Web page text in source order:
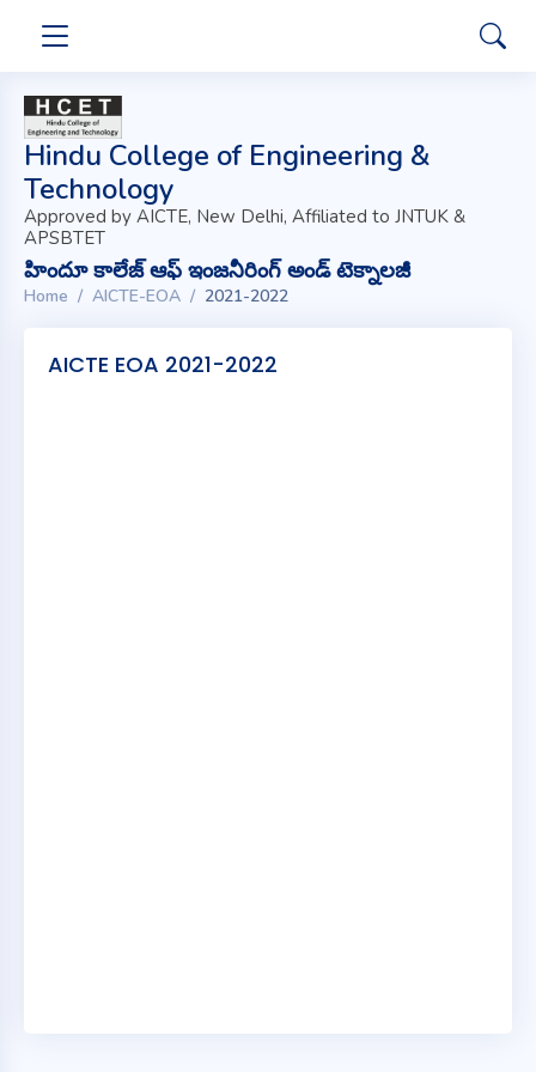
Hindu College of Engineering &
Technology
Approved by AICTE, New Delhi, Affiliated to JNTUK &
APSBTET
హిందూ కాలేజ్ ఆఫ్ ఇంజనీరింగ్ అండ్ టెక్నాలజీ
Home AICTE-EOA 2021-2022
AICTE EOA 2021-2022